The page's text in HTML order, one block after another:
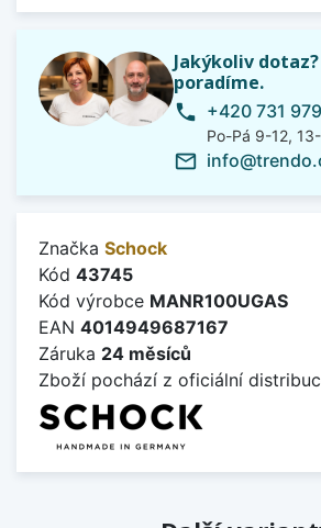
Jakýkoliv
poradíme.
phone +420 731
Po-Pá 9-12,
mail_outline
Značka Schock
Kód 43745
Kód výrobce MANR100UGAS
EAN 4014949687167
Záruka 24 měsíců
Zboží pochází z oficiální